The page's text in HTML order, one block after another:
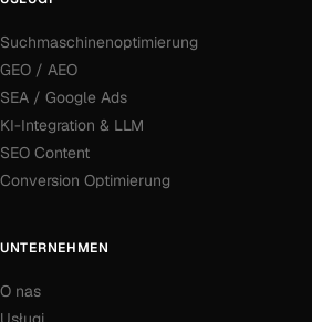
Suchmaschinenoptimierung
GEO / AEO
SEA / Google Ads
KI-Integration & LLM
SEO Content
Conversion Optimierung
UNTERNEHMEN
O nas